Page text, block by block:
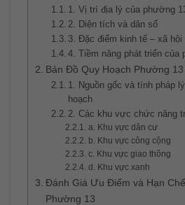
1. Vị trí địa lý của phường
2. Diện tích và dân số
3. Đặc điểm kinh tế – xã hội
4. Tiềm năng phát triển của
Bản Đồ Quy Hoạch Phường
1. Nguồn gốc và tính pháp
hoạch
2. Các khu vực chức năng
a. Khu vực dân cư
b. Khu vực công cộng
c. Khu vực giao thông
d. Khu vực xanh
Đánh Giá Ưu Điểm và Hạn
Phường 13